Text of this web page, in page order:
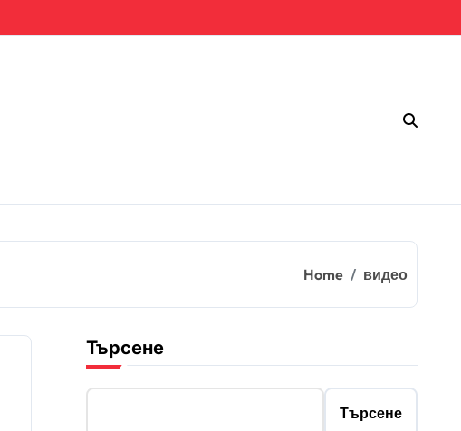
Home видео
Търсене
Търсене